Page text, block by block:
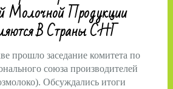
Молочной Продукции
В Страны СНГ
прошло заседание комитета по
союза производителей
Обсуждались итоги